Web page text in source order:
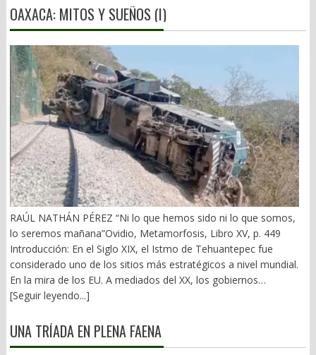
OAXACA: MITOS Y SUEÑOS (I)
RAÚL NATHÁN PÉREZ “Ni lo que hemos sido ni lo que somos,
lo seremos mañana”Ovidio, Metamorfosis, Libro XV, p. 449
Introducción: En el Siglo XIX, el Istmo de Tehuantepec fue
considerado uno de los sitios más estratégicos a nivel mundial.
En la mira de los EU. A mediados del XX, los gobiernos
emanados del PRI iniciaron una serie de proyectos, todos
Transístmico, Proyecto Alfa-Omega, Plan Puebla-Panamá y
[Seguir leyendo...]
UNA TRÍADA EN PLENA FAENA